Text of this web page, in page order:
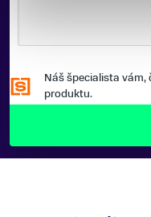
Náš špecialista
produktu.